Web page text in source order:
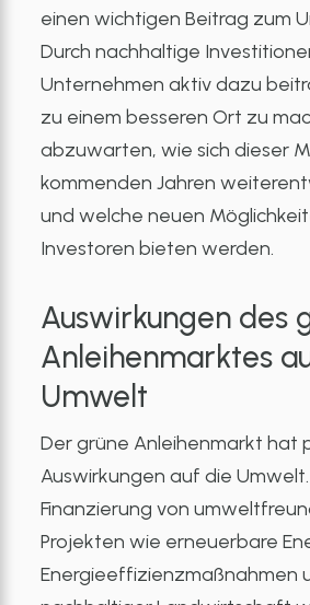
einen wichtigen Beitrag zum
Durch nachhaltige
Unternehmen aktiv dazu
zu einem besseren Ort zu
abzuwarten, wie sich dieser
kommenden Jahren
und welche neuen
Investoren bieten werden.
Auswirkungen des
Anleihenmarktes
Umwelt
Der grüne Anleihenmarkt hat
Auswirkungen auf die
Finanzierung von
Projekten wie erneuerbare
Energieeffizienzmaßnahmen